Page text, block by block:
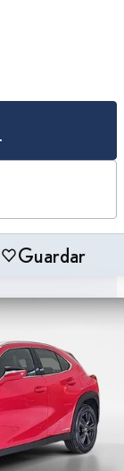
Guardar